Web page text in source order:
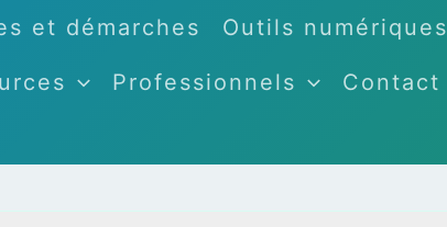
et démarches Outils numériques
Professionnels Contact